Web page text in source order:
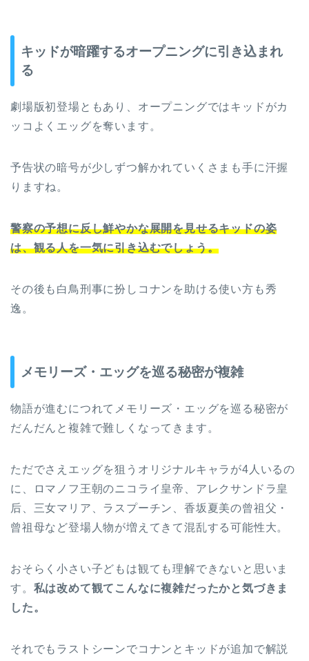
キッドが暗躍するオープニングに引き込まれ
る
劇場版初登場ともあり、オープニングではキッドがカ
ッコよくエッグを奪います。
予告状の暗号が少しずつ解かれていくさまも手に汗握
りますね。
警察の予想に反し鮮やかな展開を見せるキッドの姿
は、観る人を一気に引き込むでしょう。
その後も白鳥刑事に扮しコナンを助ける使い方も秀
逸。
メモリーズ・エッグを巡る秘密が複雑
物語が進むにつれてメモリーズ・エッグを巡る秘密が
だんだんと複雑で難しくなってきます。
ただでさえエッグを狙うオリジナルキャラが4人いるの
に、ロマノフ王朝のニコライ皇帝、アレクサンドラ皇
后、三女マリア、ラスプーチン、香坂夏美の曾祖父・
曾祖母など登場人物が増えてきて混乱する可能性大。
おそらく小さい子どもは観ても理解できないと思いま
す。 私は改めて観てこんなに複雑だったかと気づきま
した。
それでもラストシーンでコナンとキッドが追加で解説